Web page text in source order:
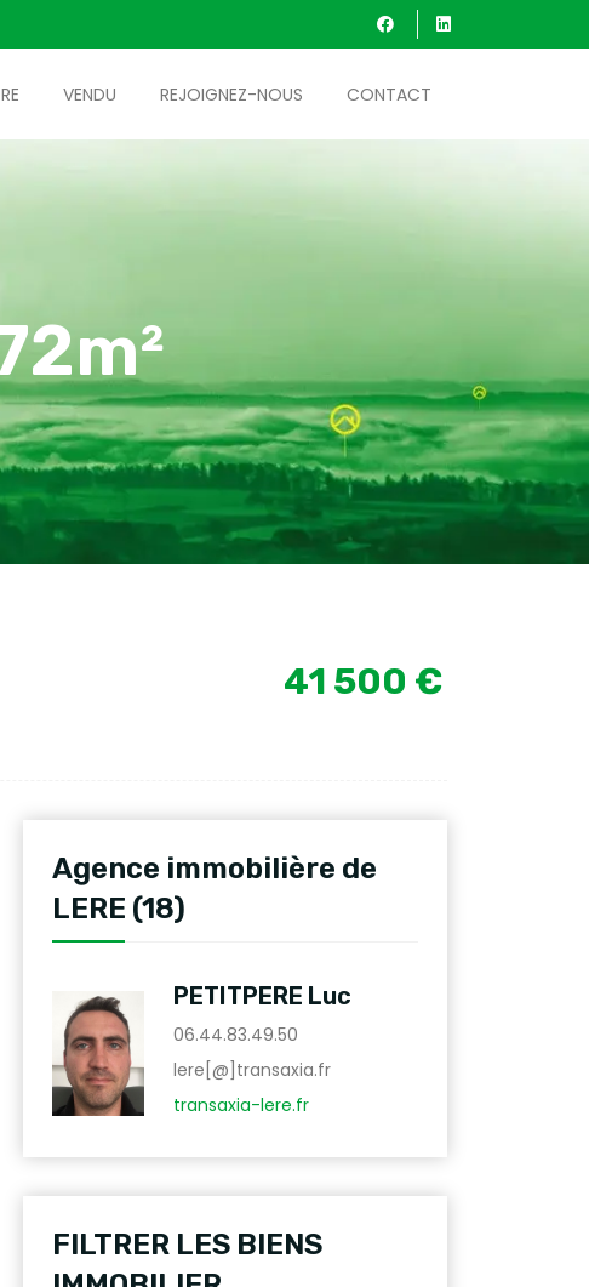
VENDU REJOIGNEZ-NOUS CONTACT
41 500 €
Agence immobilière de
LERE (18)
PETITPERE Luc
06.44.83.49.50
lere[@]transaxia.fr
transaxia-lere.fr
FILTRER LES BIENS